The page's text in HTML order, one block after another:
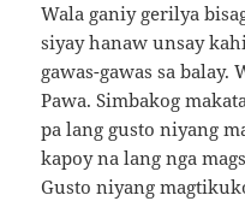
Wala ganiy gerilya
siyay hanaw unsay
gawas-gawas sa
Pawa. Simbakog
pa lang gusto niyang
kapoy na lang nga
Gusto niyang